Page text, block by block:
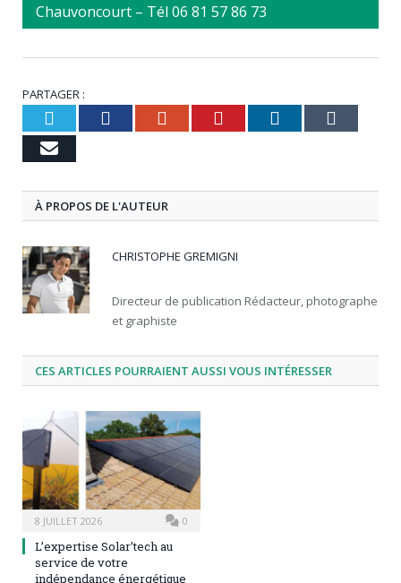
Chauvoncourt – Tél 06 81 57 86 73
PARTAGER :
TwitterFacebookGoogle+Pinterest
LinkedIn
Email
À PROPOS DE L'AUTEUR
CHRISTOPHE GREMIGNI
Directeur de publication Rédacteur, photographe
et graphiste
CES ARTICLES POURRAIENT AUSSI VOUS INTÉRESSER
8 JUILLET 2026 0
L’expertise Solar’tech au
service de votre
indépendance énergétique